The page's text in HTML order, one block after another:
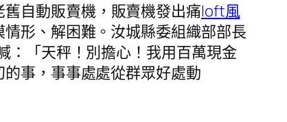
自動販賣機，販賣機發出痛loft風
形、解困難。汝城縣委組織部部長
：「天秤！別擔心！我用百萬現金
事，事事處處從群眾好處動